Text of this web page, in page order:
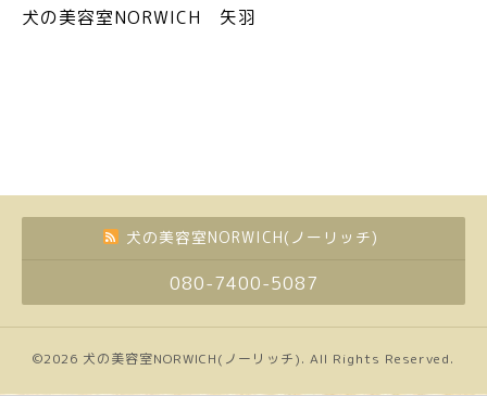
犬の美容室NORWICH 矢羽
犬の美容室NORWICH(ノーリッチ)
080-7400-5087
©2026 犬の美容室NORWICH(ノーリッチ). All Rights Reserved.